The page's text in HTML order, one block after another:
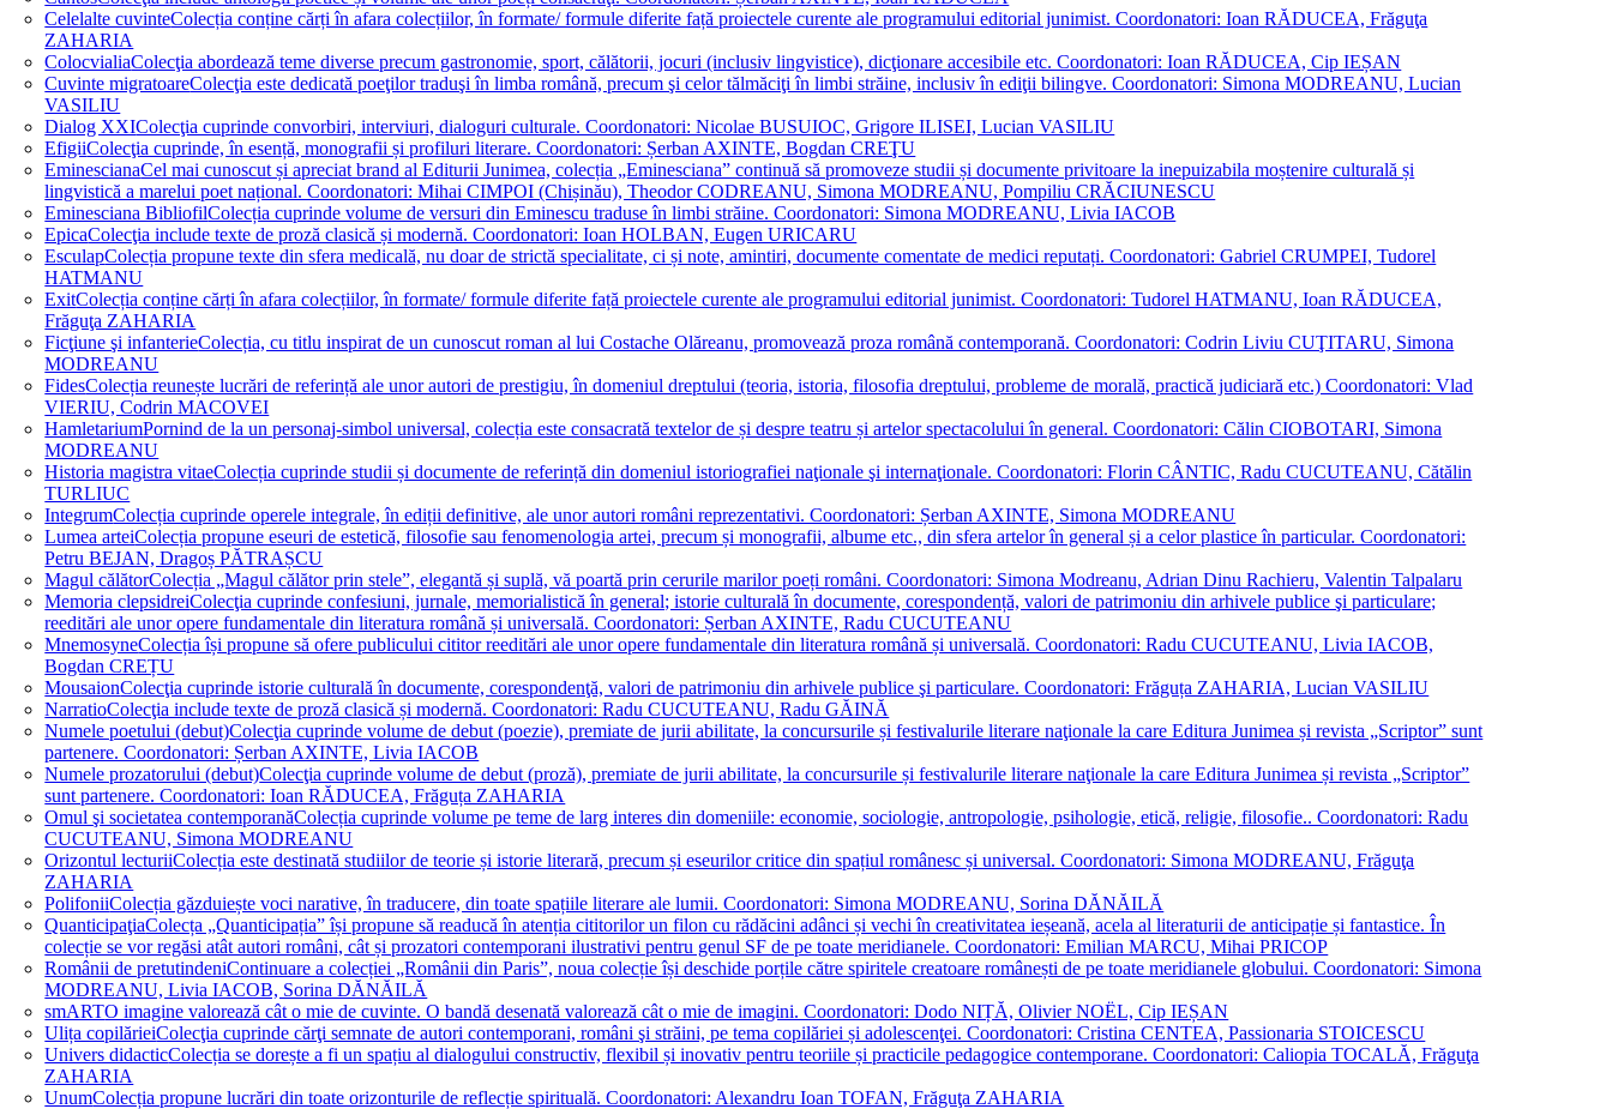
Celelalte cuvinteColecția conține cărți în afara colecțiilor, în formate/ formule diferite față proiectele curente ale programului editorial junimist. Coordonatori: Ioan RĂDUCEA, Frăguţa
ZAHARIA
ColocvialiaColecţia abordează teme diverse precum gastronomie, sport, călătorii, jocuri (inclusiv lingvistice), dicţionare accesibile etc. Coordonatori: Ioan RĂDUCEA, Cip IEȘAN
Cuvinte migratoareColecţia este dedicată poeţilor traduşi în limba română, precum şi celor tălmăciţi în limbi străine, inclusiv în ediţii bilingve. Coordonatori: Simona MODREANU, Lucian
VASILIU
Dialog XXIColecţia cuprinde convorbiri, interviuri, dialoguri culturale. Coordonatori: Nicolae BUSUIOC, Grigore ILISEI, Lucian VASILIU
EfigiiColecţia cuprinde, în esență, monografii și profiluri literare. Coordonatori: Șerban AXINTE, Bogdan CREŢU
EminescianaCel mai cunoscut și apreciat brand al Editurii Junimea, colecția „Eminesciana” continuă să promoveze studii și documente privitoare la inepuizabila moștenire culturală și
lingvistică a marelui poet național. Coordonatori: Mihai CIMPOI (Chișinău), Theodor CODREANU, Simona MODREANU, Pompiliu CRĂCIUNESCU
Eminesciana BibliofilColecția cuprinde volume de versuri din Eminescu traduse în limbi străine. Coordonatori: Simona MODREANU, Livia IACOB
EpicaColecţia include texte de proză clasică și modernă. Coordonatori: Ioan HOLBAN, Eugen URICARU
EsculapColecția propune texte din sfera medicală, nu doar de strictă specialitate, ci și note, amintiri, documente comentate de medici reputați. Coordonatori: Gabriel CRUMPEI, Tudorel
HATMANU
ExitColecția conține cărți în afara colecțiilor, în formate/ formule diferite față proiectele curente ale programului editorial junimist. Coordonatori: Tudorel HATMANU, Ioan RĂDUCEA,
Frăguţa ZAHARIA
Ficţiune şi infanterieColecția, cu titlu inspirat de un cunoscut roman al lui Costache Olăreanu, promovează proza română contemporană. Coordonatori: Codrin Liviu CUŢITARU, Simona
MODREANU
FidesColecția reunește lucrări de referință ale unor autori de prestigiu, în domeniul dreptului (teoria, istoria, filosofia dreptului, probleme de morală, practică judiciară etc.) Coordonatori: Vlad
VIERIU, Codrin MACOVEI
HamletariumPornind de la un personaj-simbol universal, colecția este consacrată textelor de și despre teatru și artelor spectacolului în general. Coordonatori: Călin CIOBOTARI, Simona
MODREANU
Historia magistra vitaeColecția cuprinde studii și documente de referință din domeniul istoriografiei naţionale şi internaţionale. Coordonatori: Florin CÂNTIC, Radu CUCUTEANU, Cătălin
TURLIUC
IntegrumColecția cuprinde operele integrale, în ediții definitive, ale unor autori români reprezentativi. Coordonatori: Șerban AXINTE, Simona MODREANU
Lumea arteiColecția propune eseuri de estetică, filosofie sau fenomenologia artei, precum și monografii, albume etc., din sfera artelor în general și a celor plastice în particular. Coordonatori:
Petru BEJAN, Dragoș PĂTRAȘCU
Magul călătorColecția „Magul călător prin stele”, elegantă și suplă, vă poartă prin cerurile marilor poeți români. Coordonatori: Simona Modreanu, Adrian Dinu Rachieru, Valentin Talpalaru
Memoria clepsidreiColecţia cuprinde confesiuni, jurnale, memorialistică în general; istorie culturală în documente, corespondență, valori de patrimoniu din arhivele publice şi particulare;
reeditări ale unor opere fundamentale din literatura română și universală. Coordonatori: Șerban AXINTE, Radu CUCUTEANU
MnemosyneColecția își propune să ofere publicului cititor reeditări ale unor opere fundamentale din literatura română și universală. Coordonatori: Radu CUCUTEANU, Livia IACOB,
Bogdan CREȚU
MousaionColecţia cuprinde istorie culturală în documente, corespondenţă, valori de patrimoniu din arhivele publice şi particulare. Coordonatori: Frăguța ZAHARIA, Lucian VASILIU
NarratioColecţia include texte de proză clasică și modernă. Coordonatori: Radu CUCUTEANU, Radu GĂINĂ
Numele poetului (debut)Colecţia cuprinde volume de debut (poezie), premiate de jurii abilitate, la concursurile și festivalurile literare naţionale la care Editura Junimea și revista „Scriptor” sunt
partenere. Coordonatori: Șerban AXINTE, Livia IACOB
Numele prozatorului (debut)Colecţia cuprinde volume de debut (proză), premiate de jurii abilitate, la concursurile și festivalurile literare naţionale la care Editura Junimea și revista „Scriptor”
sunt partenere. Coordonatori: Ioan RĂDUCEA, Frăguța ZAHARIA
Omul şi societatea contemporanăColecția cuprinde volume pe teme de larg interes din domeniile: economie, sociologie, antropologie, psihologie, etică, religie, filosofie.. Coordonatori: Radu
CUCUTEANU, Simona MODREANU
Orizontul lecturiiColecția este destinată studiilor de teorie și istorie literară, precum și eseurilor critice din spațiul românesc și universal. Coordonatori: Simona MODREANU, Frăguţa
ZAHARIA
PolifoniiColecția găzduiește voci narative, în traducere, din toate spațiile literare ale lumii. Coordonatori: Simona MODREANU, Sorina DĂNĂILĂ
QuanticipaţiaColecța „Quanticipația” își propune să readucă în atenția cititorilor un filon cu rădăcini adânci și vechi în creativitatea ieșeană, acela al literaturii de anticipație și fantastice. În
colecție se vor regăsi atât autori români, cât și prozatori contemporani ilustrativi pentru genul SF de pe toate meridianele. Coordonatori: Emilian MARCU, Mihai PRICOP
Românii de pretutindeniContinuare a colecției „Românii din Paris”, noua colecție își deschide porțile către spiritele creatoare românești de pe toate meridianele globului. Coordonatori: Simona
MODREANU, Livia IACOB, Sorina DĂNĂILĂ
smARTO imagine valorează cât o mie de cuvinte. O bandă desenată valorează cât o mie de imagini. Coordonatori: Dodo NIȚĂ, Olivier NOËL, Cip IEȘAN
Ulița copilărieiColecţia cuprinde cărţi semnate de autori contemporani, români şi străini, pe tema copilăriei și adolescenţei. Coordonatori: Cristina CENTEA, Passionaria STOICESCU
Univers didacticColecția se dorește a fi un spațiu al dialogului constructiv, flexibil și inovativ pentru teoriile și practicile pedagogice contemporane. Coordonatori: Caliopia TOCALĂ, Frăguţa
ZAHARIA
UnumColecția propune lucrări din toate orizonturile de reflecție spirituală. Coordonatori: Alexandru Ioan TOFAN, Frăguţa ZAHARIA